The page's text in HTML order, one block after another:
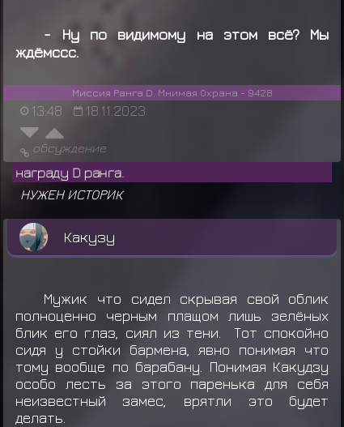
- Ну по видимому на этом всё? Мы
ждёмссс.
Миссия Ранга D. Мнимая Охрана - 9428
13:48 18.11.2023
обсуждение
НУЖЕН ИСТОРИК
Какузу
Мужик что сидел скрывая свой облик
полноценно черным плащом лишь зелёных
блик его глаз, сиял из тени. Тот спокойно
сидя у стойки бармена, явно понимая что
тому вообще по барабану. Понимая Какудзу
особо лесть за этого паренька для себя
неизвестный замес, врятли это будет
делать.